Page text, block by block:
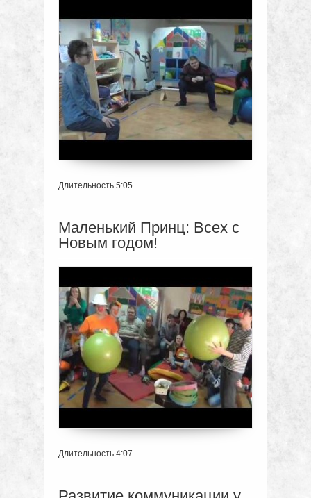
Длительность 5:05
Маленький Принц: Всех с
Новым годом!
Длительность 4:07